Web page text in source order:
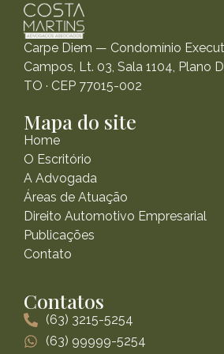
Carpe Diem — Condomínio
Campos, Lt. 03, Sala 1104, Plano
TO · CEP 77015-002
Mapa do site
Home
O Escritório
A Advogada
Áreas de Atuação
Direito Automotivo Empresarial
Publicações
Contato
Contatos
(63) 3215-5254
(63) 99999-5254